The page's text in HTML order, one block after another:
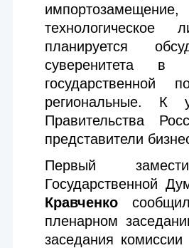
планируется
суверенитета
региональные. К
Правительства
представители
Первый
Государственной
Кравченко
пленарном
заседания